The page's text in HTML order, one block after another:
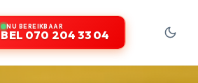
NU BEREIKBAAR
BEL 070 204 33 04